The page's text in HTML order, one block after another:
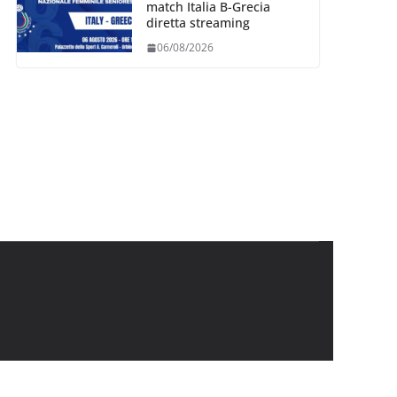
match Italia B-Grecia
diretta streaming
06/08/2026